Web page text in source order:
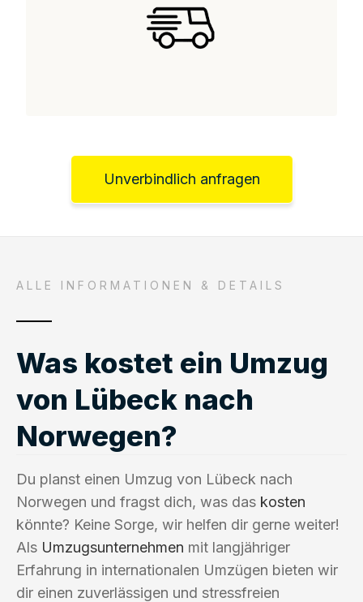
Unverbindlich anfragen
ALLE INFORMATIONEN & DETAILS
Was kostet ein Umzug
von Lübeck nach
Norwegen?
Du planst einen Umzug von Lübeck nach
Norwegen und fragst dich, was das kosten
könnte? Keine Sorge, wir helfen dir gerne weiter!
Als Umzugsunternehmen mit langjähriger
Erfahrung in internationalen Umzügen bieten wir
dir einen zuverlässigen und stressfreien